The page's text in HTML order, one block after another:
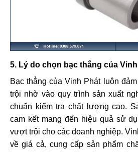
5. Lý do chọn bạc thẳng của
Bạc thẳng của Vinh Phát luôn
trội nhờ vào quy trình sản xuất
chuẩn kiểm tra chất lượng cao.
cam kết mang đến hiệu quả sử
vượt trội cho các doanh nghiệp.
về giá cả, cung cấp sản phẩm